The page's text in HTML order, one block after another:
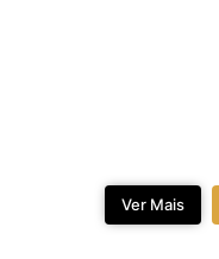
Ver Mais